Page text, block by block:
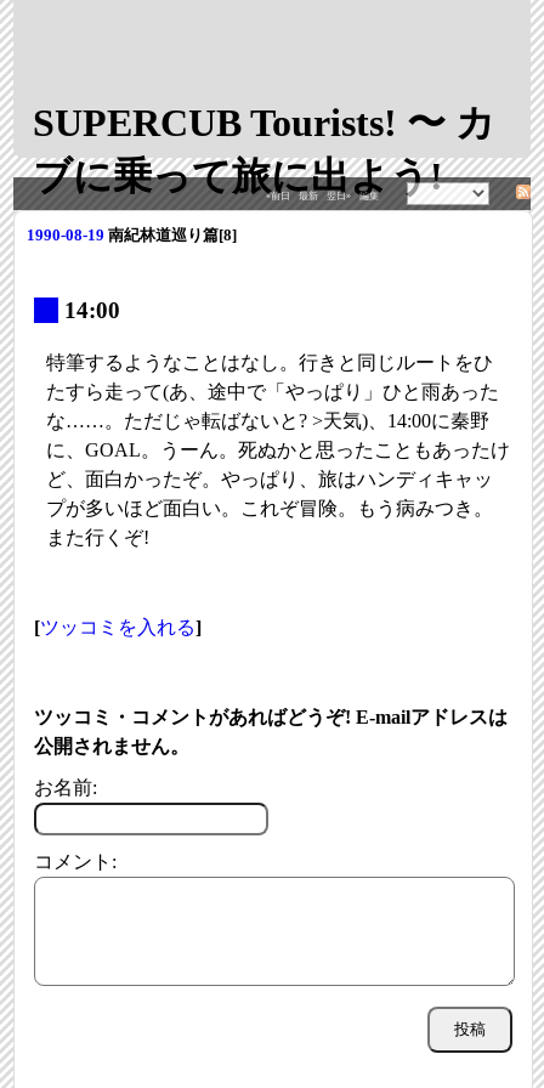
SUPERCUB Tourists! 〜 カ
ブに乗って旅に出よう!
«前日 最新 翌日» 編集
1990-08-19 南紀林道巡り篇[8]
14:00
特筆するようなことはなし。行きと同じルートをひ
たすら走って(あ、途中で「やっぱり」ひと雨あった
な……。ただじゃ転ばないと? >天気)、14:00に秦野
に、GOAL。うーん。死ぬかと思ったこともあったけ
ど、面白かったぞ。やっぱり、旅はハンディキャッ
プが多いほど面白い。これぞ冒険。もう病みつき。
また行くぞ!
[ツッコミを入れる]
ツッコミ・コメントがあればどうぞ! E-mailアドレスは
公開されません。
お名前:
コメント: